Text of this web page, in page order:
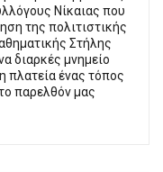
Νίκαιας που
της πολιτιστικής
Στήλης
διαρκές μνημείο
πλατεία ένας τόπος
παρελθόν μας